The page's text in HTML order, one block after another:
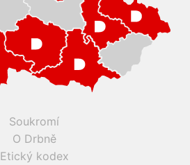
Soukromí
O Drbně
Etický kodex